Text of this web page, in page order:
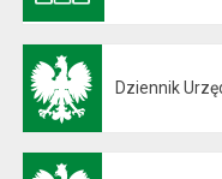
Dziennik